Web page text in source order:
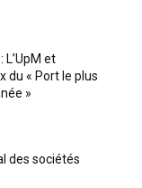
L’UpM et
du « Port le plus
»
des sociétés